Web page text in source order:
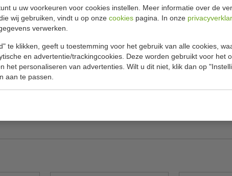
u uw voorkeuren voor cookies instellen. Meer informatie over de
wij gebruiken, vindt u op onze cookies pagina. In onze
verwerken.
te klikken, geeft u toestemming voor het gebruik van alle cookies,
en advertentie/trackingcookies. Deze worden gebruikt voor het
het personaliseren van advertenties. Wilt u dit niet, klik dan op
aan te passen.
90 liter zwart
hun slanke, discrete design en kleinere
lang meegaan. De geluidsarme
draagt bij aan een veilige en aangename
hotel, B & B, kantine, kantoor, woning
B x L X H
Inhoud